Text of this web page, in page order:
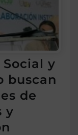
y
buscan
de
y